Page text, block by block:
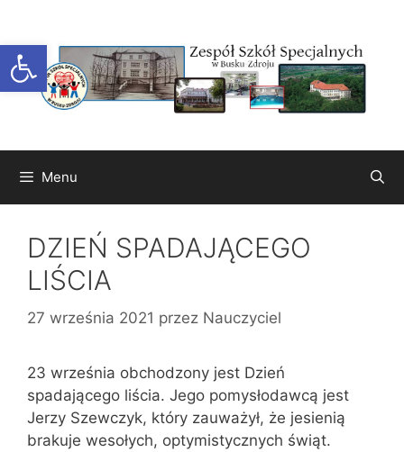
Otwórz pasek narzędzi
treści
Menu
DZIEŃ SPADAJĄCEGO
LIŚCIA
27 września 2021 przez Nauczyciel
23 września obchodzony jest Dzień
spadającego liścia. Jego pomysłodawcą jest
Jerzy Szewczyk, który zauważył, że jesienią
brakuje wesołych, optymistycznych świąt.